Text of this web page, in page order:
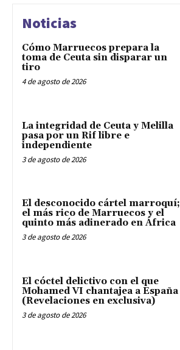
Noticias
Cómo Marruecos prepara la
toma de Ceuta sin disparar un
tiro
4 de agosto de 2026
La integridad de Ceuta y Melilla
pasa por un Rif libre e
independiente
3 de agosto de 2026
El desconocido cártel marroquí;
el más rico de Marruecos y el
quinto más adinerado en África
3 de agosto de 2026
El cóctel delictivo con el que
Mohamed VI chantajea a España
(Revelaciones en exclusiva)
3 de agosto de 2026